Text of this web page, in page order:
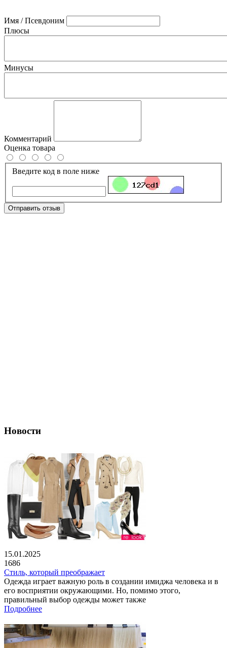
Имя / Псевдоним
Плюсы
Минусы
Комментарий
Оценка товара
Введите код в поле ниже
Отправить отзыв
Новости
15.01.2025
1686
Стиль, который преображает
Одежда играет важную роль в создании имиджа человека и в
его восприятии окружающими. Но, помимо этого,
правильный выбор одежды может также
Подробнее